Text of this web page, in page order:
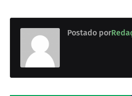
Postado por